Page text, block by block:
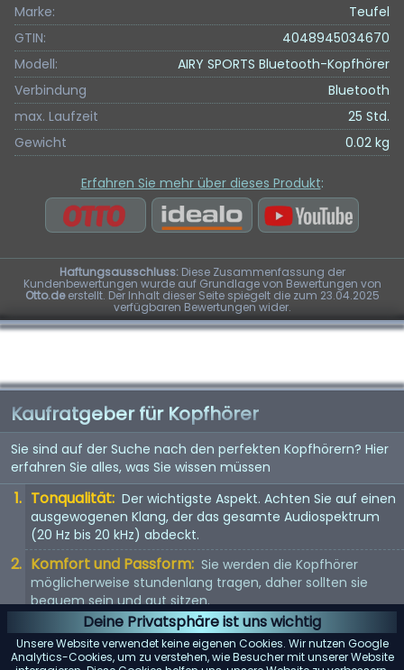
Deine Privatsphäre ist uns wichtig
Unsere Website verwendet keine eigenen Cookies. Wir nutzen Google
Analytics-Cookies, um zu verstehen, wie Besucher mit unserer Website
Marke:
Teufel
GTIN:
4048945034670
Modell:
AIRY SPORTS Bluetooth-Kopfhörer
Verbindung
Bluetooth
max. Laufzeit
25 Std.
Gewicht
0.02 kg
Erfahren Sie mehr über dieses Produkt:
Haftungsausschluss:Diese Zusammenfassung der
Kundenbewertungen wurde auf Grundlage von Bewertungen von
Otto.deerstellt. Der Inhalt dieser Seite spiegelt die zum 23.04.2025
verfügbaren Bewertungen wider.
Kaufratgeber für Kopfhörer
Sie sind auf der Suche nach den perfekten Kopfhörern? Hier
erfahren Sie alles, was Sie wissen müssen
Tonqualität: Der wichtigste Aspekt. Achten Sie auf einen
ausgewogenen Klang, der das gesamte Audiospektrum
(20 Hz bis 20 kHz) abdeckt.
Komfort und Passform: Sie werden die Kopfhörer
möglicherweise stundenlang tragen, daher sollten sie
bequem sein und gut sitzen.
Kopfhörertyp: In-Ear, On-Ear oder Over-Ear? Jeder Typ
hat seine Vor- und Nachteile. Wählen Sie entsprechend
Ihren Vorlieben.